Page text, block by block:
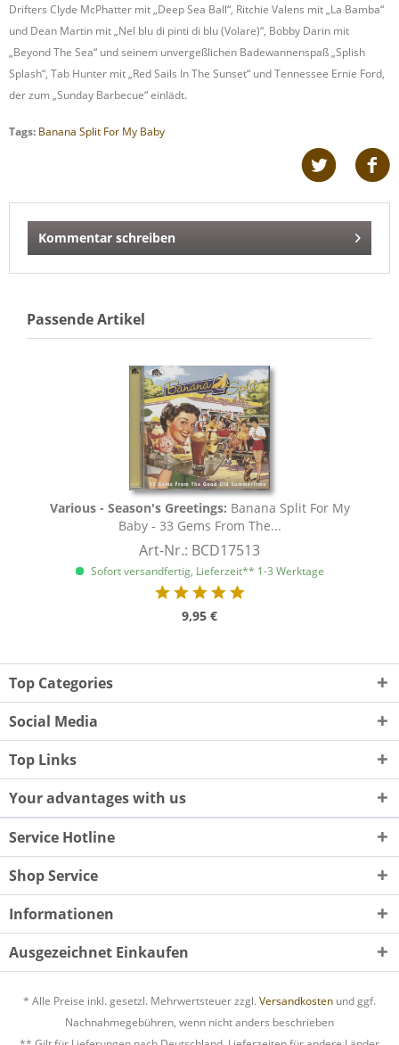
Drifters Clyde McPhatter mit „Deep Sea Ball“, Ritchie Valens mit „La Bamba“
und Dean Martin mit „Nel blu di pinti di blu (Volare)“, Bobby Darin mit
„Beyond The Sea“ und seinem unvergeßlichen Badewannenspaß „Splish
Splash“, Tab Hunter mit „Red Sails In The Sunset“ und Tennessee Ernie Ford,
der zum „Sunday Barbecue“ einlädt.
Tags: Banana Split For My Baby
Kommentar schreiben
Passende Artikel
Various - Season's Greetings: Banana Split For My
Baby - 33 Gems From The...
Art-Nr.: BCD17513
Sofort versandfertig, Lieferzeit** 1-3 Werktage
9,95 €
Top Categories
Social Media
Top Links
Your advantages with us
Service Hotline
Shop Service
Informationen
Ausgezeichnet Einkaufen
* Alle Preise inkl. gesetzl. Mehrwertsteuer zzgl. Versandkosten und ggf.
Nachnahmegebühren, wenn nicht anders beschrieben